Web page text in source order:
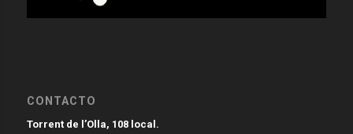
CONTACTO
Torrent de l’Olla, 108 local.